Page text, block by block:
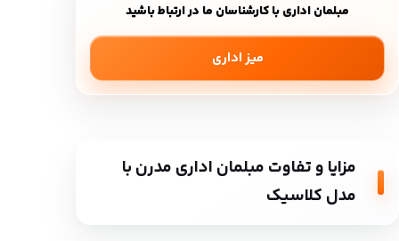
مبلمان اداری با کارشناسان ما در ارتباط باشید
میز اداری
مزایا وتفاوت مبلمان اداری مدرن با
مدل کلاسیک